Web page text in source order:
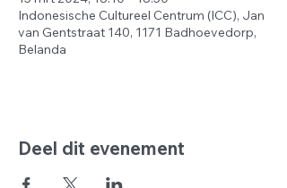
Indonesische Cultureel Centrum (ICC), Jan
van Gentstraat 140, 1171 Badhoevedorp,
Belanda
Deel dit evenement